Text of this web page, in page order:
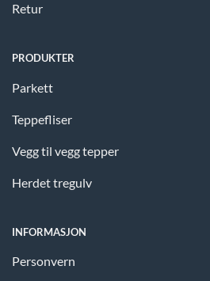
Retur
PRODUKTER
Parkett
Teppefliser
Vegg til vegg tepper
Herdet tregulv
INFORMASJON
Personvern